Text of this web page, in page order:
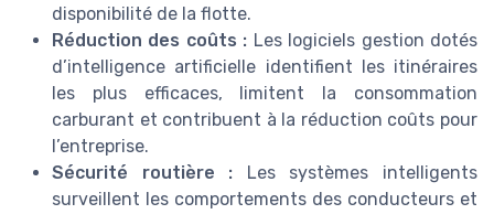
disponibilité de la flotte.
Réduction des coûts : Les logiciels gestion dotés
d’intelligence artificielle identifient les itinéraires
les plus efficaces, limitent la consommation
carburant et contribuent à la réduction coûts pour
l’entreprise.
Sécurité routière : Les systèmes intelligents
surveillent les comportements des conducteurs et